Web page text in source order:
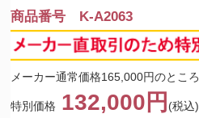
商品番号 K-A2063
メーカー通常価格165,000円のところ
特別価格 132,000円 (税込)